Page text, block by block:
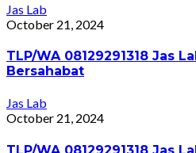
Jas Lab
October 21, 2024
TLP/WA 08129291318 Jas
Bersahabat
Jas Lab
October 21, 2024